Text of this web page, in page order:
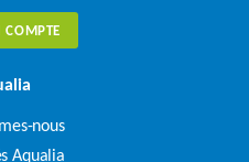
COMPTE
nous
Aqualia